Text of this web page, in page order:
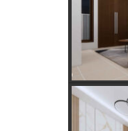
Menentukan Hari
Rumah Menurut
Rahasia Memilih
Menurut Hitungan